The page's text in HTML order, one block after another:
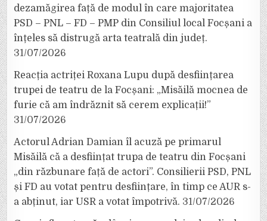
dezamăgirea față de modul în care majoritatea
PSD – PNL – FD – PMP din Consiliul local Focșani a
înțeles să distrugă arta teatrală din județ.
31/07/2026
Reacția actriței Roxana Lupu după desființarea
trupei de teatru de la Focșani: „Misăilă mocnea de
furie că am îndrăznit să cerem explicații!”
31/07/2026
Actorul Adrian Damian îl acuză pe primarul
Misăilă că a desființat trupa de teatru din Focșani
„din răzbunare față de actori”. Consilierii PSD, PNL
și FD au votat pentru desființare, în timp ce AUR s-
a abținut, iar USR a votat împotrivă. 31/07/2026